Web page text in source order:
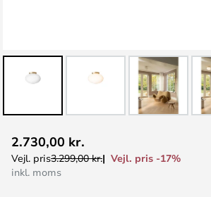
til
starten
2.730,00 kr.
Vejl. pris3.299,00 kr.
Vejl. pris -17%
inkl. moms